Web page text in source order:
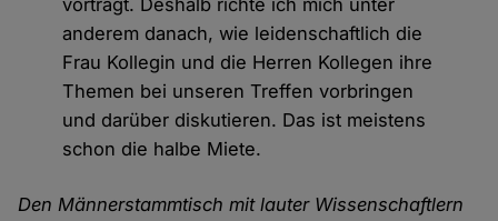
vorträgt. Deshalb richte ich mich unter
anderem danach, wie leidenschaftlich die
Frau Kollegin und die Herren Kollegen ihre
Themen bei unseren Treffen vorbringen
und darüber diskutieren. Das ist meistens
schon die halbe Miete.
Den Männerstammtisch mit lauter Wissenschaftlern